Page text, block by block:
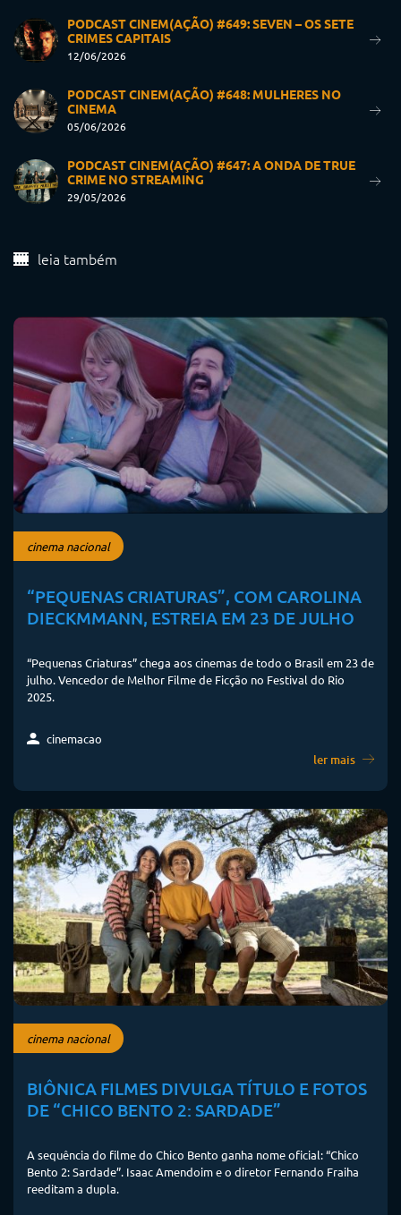
PODCAST CINEM(AÇÃO) #648: MULHERES NO
CINEMA
05/06/2026
PODCAST CINEM(AÇÃO) #647: A ONDA DE TRUE
CRIME NO STREAMING
29/05/2026
leia também
cinema nacional
“PEQUENAS CRIATURAS”, COM CAROLINA
DIECKMMANN, ESTREIA EM 23 DE JULHO
“Pequenas Criaturas” chega aos cinemas de todo o Brasil em 23 de
julho. Vencedor de Melhor Filme de Ficção no Festival do Rio
2025.
cinemacao
ler mais
cinema nacional
BIÔNICA FILMES DIVULGA TÍTULO E FOTOS
DE “CHICO BENTO 2: SARDADE”
A sequência do filme do Chico Bento ganha nome oficial: “Chico
Bento 2: Sardade”. Isaac Amendoim e o diretor Fernando Fraiha
reeditam a dupla.
cinemacao
ler mais